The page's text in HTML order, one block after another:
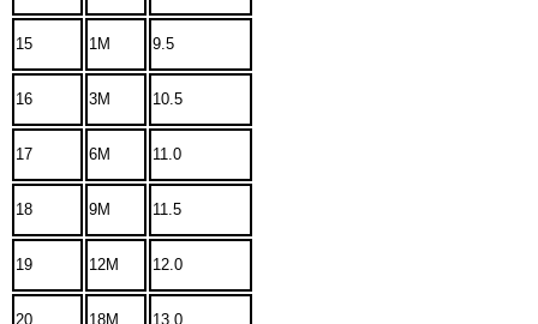
15 1M 9.5
16 3M 10.5
17 6M 11.0
18 9M 11.5
19 12M 12.0
20 18M 13.0